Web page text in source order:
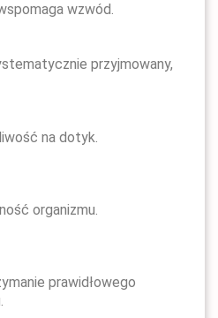
wzwód.
przyjmowany,
na dotyk.
organizmu.
prawidłowego